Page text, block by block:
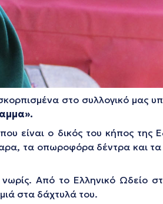
στο συλλογικό μας
.
είναι ο δικός του κήπος της
τα οπωροφόρα δέντρα και
Από το Ελληνικό Ωδείο
στα δάχτυλά του.